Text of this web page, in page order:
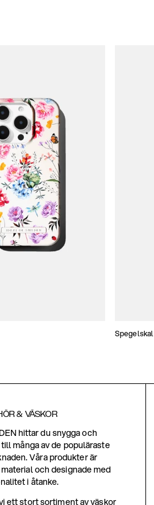
Spegelskal
& VÄSKOR
hittar du snygga och
många av de populäraste
Våra produkter är
och designade med
i åtanke.
ett stort sortiment av väskor